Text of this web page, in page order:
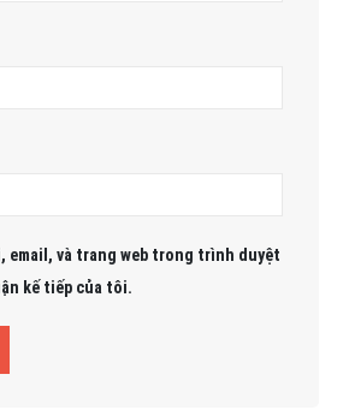
email, và trang web trong trình duyệt
kế tiếp của tôi.